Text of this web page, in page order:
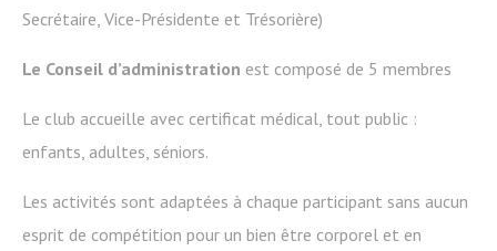
Secrétaire, Vice-Présidente et Trésorière)
Le Conseil d’administration est composé de 5 membres
Le club accueille avec certificat médical, tout public :
enfants, adultes, séniors.
Les activités sont adaptées à chaque participant sans aucun
esprit de compétition pour un bien être corporel et en